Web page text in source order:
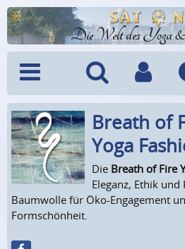
Die Welt des Yoga
Menü Suche
Breath of
Yoga
Die Breath of Fire
Eleganz, Ethik
Baumwolle für Öko-Engagement
Formschönheit.